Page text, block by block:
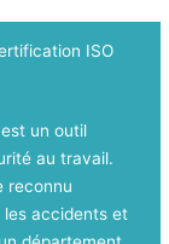
ISO
un outil
au travail.
reconnu
les accidents et